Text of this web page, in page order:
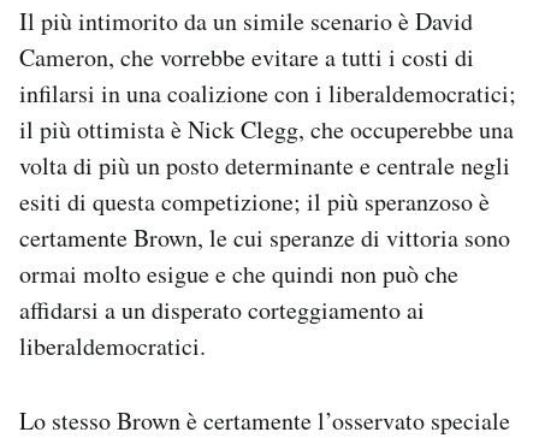
Notifiche mobile
Hai bisogno di aiuto?
Esci
Il più intimorito da un simile scenario è David
Cameron, che vorrebbe evitare a tutti i costi di
infilarsi in una coalizione con i liberaldemocratici;
il più ottimista è Nick Clegg, che occuperebbe una
volta di più un posto determinante e centrale negli
esiti di questa competizione; il più speranzoso è
certamente Brown, le cui speranze di vittoria sono
ormai molto esigue e che quindi non può che
affidarsi a un disperato corteggiamento ai
liberaldemocratici.
Lo stesso Brown è certamente l’osservato speciale